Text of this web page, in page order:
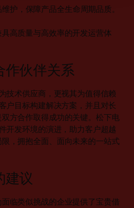
护，保障产品全生命周期品质。
高质量与高效率的开发运营体
作伙伴关系
技术供应商，更视其为值得信赖
户目标构建解决方案，并且对长
方合作取得成功的关键。松下电
开发环境的演进，助力客户超越
，拥抱全面、面向未来的一站式
建议
临类似挑战的企业提供了宝贵借